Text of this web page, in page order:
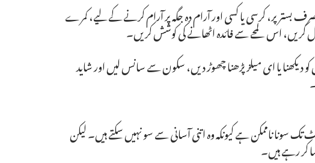
بستر پر، کرسی یا کسی اور آرام دہ جگہ پر آرام کرنے کے لیے، کمرے
کریں، اس لمحے سے فائدہ اٹھانے کی کوشش کریں۔
کو دیکھنا یا ای میلز پڑھنا چھوڑ دیں، سکون سے سانس لیں اور شاید
کا کہنا ہے کہ ان کے لیے دن کے وسط میں 15 منٹ تک سونا ناممکن ہے کیونکہ وہ اتنی آسانی سے سو نہیں سکتے ہیں۔ لیکن
کر رہے ہیں۔